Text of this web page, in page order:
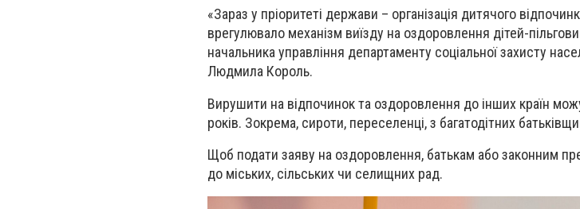
«Зараз у пріоритеті держави – організація дитячого
врегулювало механізм виїзду на оздоровлення дітей-
начальника управління департаменту соціальної захисту
Людмила Король.
Вирушити на відпочинок та оздоровлення до інших країн
років. Зокрема, сироти, переселенці, з багатодітних
Щоб подати заяву на оздоровлення, батькам або законним
до міських, сільських чи селищних рад.